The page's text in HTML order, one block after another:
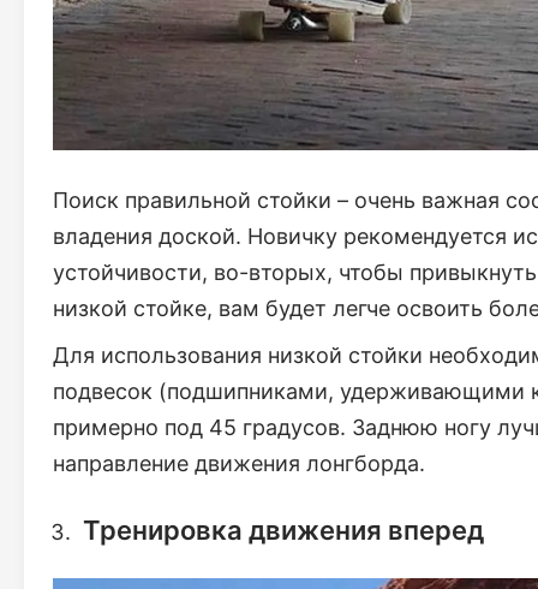
Поиск правильной стойки – очень важная
владения доской. Новичку рекомендуется
устойчивости, во-вторых, чтобы
низкой стойке, вам будет легче освоить
Для использования низкой стойки
подвесок (подшипниками, удерживающими
примерно под 45 градусов. Заднюю ногу
направление движения лонгборда.
Тренировка движения вперед